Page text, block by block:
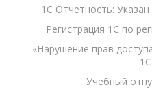
1С Отчетность:
Регистрация 1С по
«Нарушение прав
Учебный